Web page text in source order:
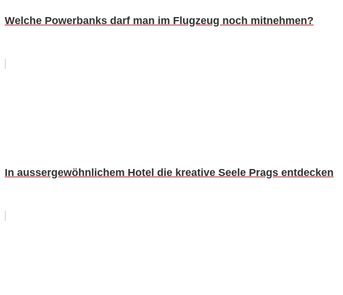
Welche Powerbanks darf man im Flugzeug noch mitnehmen?
In aussergewöhnlichem Hotel die kreative Seele Prags entdecken